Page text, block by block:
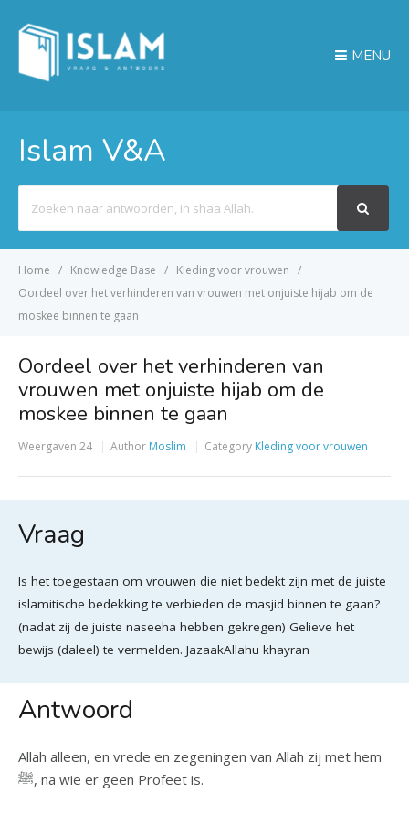
MENU
Islam V&A
For
Home Knowledge Base
Kleding voor vrouwen
Oordeel over het verhinderen van vrouwen met onjuiste hijab om de
moskee binnen te gaan
Oordeel over het verhinderen van
vrouwen met onjuiste hijab om de
moskee binnen te gaan
Weergaven 24 Author Moslim Category Kleding voor vrouwen
Vraag
Is het toegestaan om vrouwen die niet bedekt zijn met de juiste
islamitische bedekking te verbieden de masjid binnen te gaan?
(nadat zij de juiste naseeha hebben gekregen) Gelieve het
bewijs (daleel) te vermelden. JazaakAllahu khayran
Antwoord
Allah alleen, en vrede en zegeningen van Allah zij met hem
ﷺ, na wie er geen Profeet is.